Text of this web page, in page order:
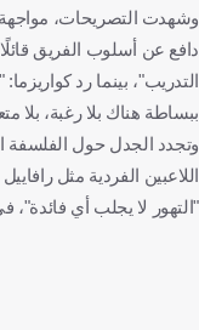
وشهدت التصريحات، مواجهة
دافع عن أسلوب الفريق
التدريب"، بينما رد
ببساطة هناك بلا رغبة، بلا
وتجدد الجدل حول الفلسفة
اللاعبين الفردية مثل
"التهور لا يجلب أي فائدة"،